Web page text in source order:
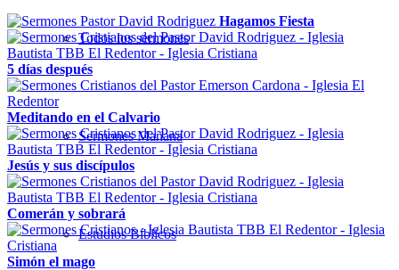
Todos los sermones
Sermones Mañana
Estudios Bíblicos
Hagamos Fiesta
5 días después
Meditando en el Calvario
Jesús y sus discípulos
Comerán y sobrará
Simón el mago